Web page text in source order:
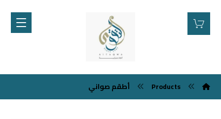
Products أطقم صواني